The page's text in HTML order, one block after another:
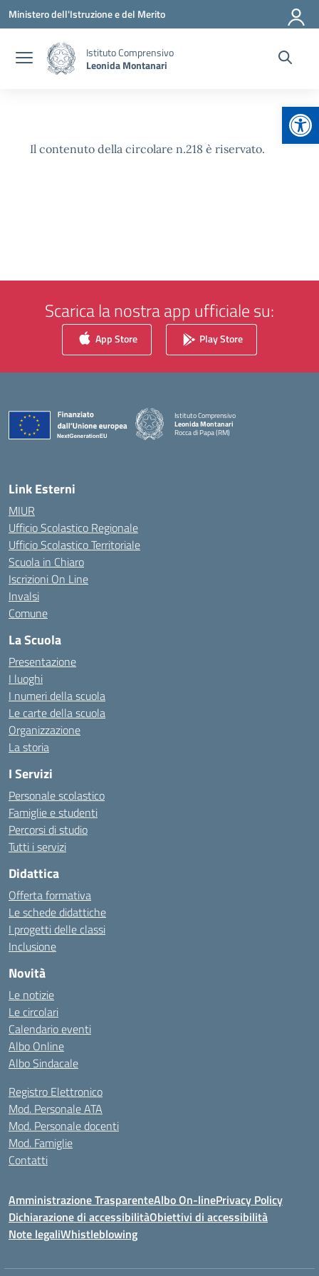
Vai ai contenuti
Vai al menu di navigazione
Vai al footer
Ministero dell'Istruzione e del Merito
Istituto Comprensivo
Leonida Montanari
Il contenuto della circolare n.218 è riservato.
Scarica la nostra app ufficiale su:
App Store Play Store
Istituto Comprensivo
Leonida Montanari
Rocca di Papa (RM)
— Visita la pagina iniziale della scuola
Link Esterni
MIUR
Ufficio Scolastico Regionale
Ufficio Scolastico Territoriale
Scuola in Chiaro
Iscrizioni On Line
Invalsi
Comune
La Scuola
Presentazione
I luoghi
I numeri della scuola
Le carte della scuola
Organizzazione
La storia
I Servizi
Personale scolastico
Famiglie e studenti
Percorsi di studio
Tutti i servizi
Didattica
Offerta formativa
Le schede didattiche
I progetti delle classi
Inclusione
Novità
Le notizie
Le circolari
Calendario eventi
Albo Online
Albo Sindacale
Registro Elettronico
Mod. Personale ATA
Mod. Personale docenti
Mod. Famiglie
Contatti
Amministrazione TrasparenteAlbo On-linePrivacy Policy
Dichiarazione di accessibilitàObiettivi di accessibilità
Note legaliWhistleblowing